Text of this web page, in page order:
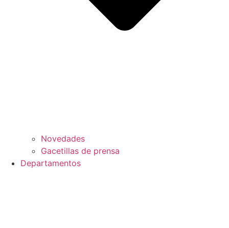
Novedades
Gacetillas de prensa
Departamentos